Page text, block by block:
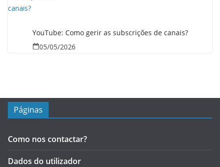
YouTube: Como gerir as subscrições de canais?
05/05/2026
Páginas
Como nos contactar?
Dados do utilizador